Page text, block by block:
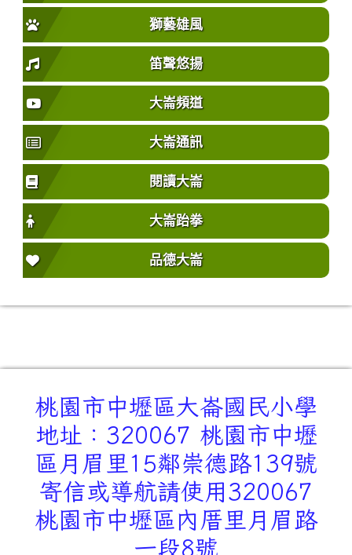
獅藝雄風
笛聲悠揚
大崙頻道
大崙通訊
閱讀大崙
大崙跆拳
品德大崙
桃園市中壢區大崙國民小學
地址：320067 桃園市中壢
區月眉里15鄰崇德路139號
寄信或導航請使用320067
桃園市中壢區內厝里月眉路
一段8號